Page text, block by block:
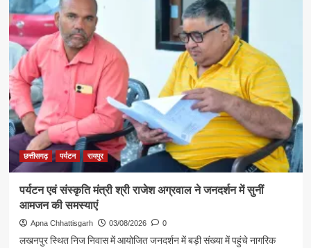
रजत
पदक
विजेता
ज्ञानेश्वरी
यादव
मंत्री
गजेंद्र
यादव
ने
की
छत्तीसगढ़ पर्यटन रायपुर
पर्यटन एवं संस्कृति मंत्री श्री राजेश अग्रवाल ने जनदर्शन में सुनीं
आमजन की समस्याएं
Apna Chhattisgarh 03/08/2026 0
लखनपुर स्थित निज निवास में आयोजित जनदर्शन में बड़ी संख्या में पहुंचे नागरिक